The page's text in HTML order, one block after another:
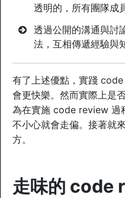
透明的，所有團隊成
透過公開的溝通與討
法，互相傳遞經驗與
有了上述優點，實踐
會更快樂。然而實際上是
為在實施 code review 過
不小心就會走偏。接著就
方。
走味的 code